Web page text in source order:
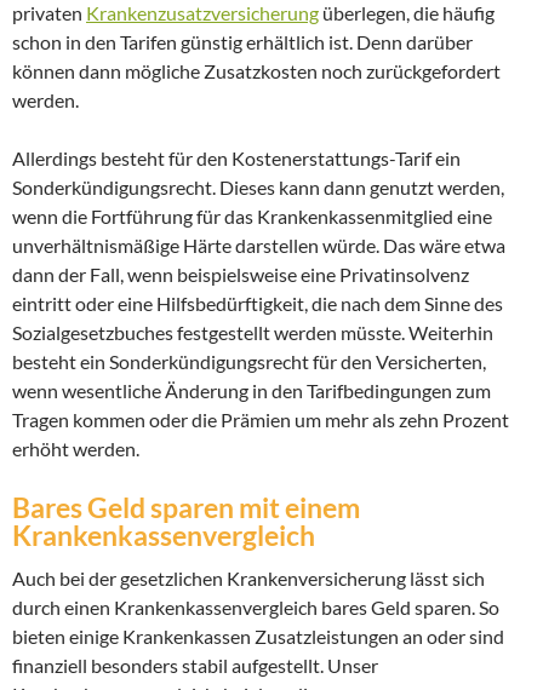
privaten Krankenzusatzversicherung überlegen, die häufig
schon in den Tarifen günstig erhältlich ist. Denn darüber
können dann mögliche Zusatzkosten noch zurückgefordert
werden.
Allerdings besteht für den Kostenerstattungs-Tarif ein
Sonderkündigungsrecht. Dieses kann dann genutzt werden,
wenn die Fortführung für das Krankenkassenmitglied eine
unverhältnismäßige Härte darstellen würde. Das wäre etwa
dann der Fall, wenn beispielsweise eine Privatinsolvenz
eintritt oder eine Hilfsbedürftigkeit, die nach dem Sinne des
Sozialgesetzbuches festgestellt werden müsste. Weiterhin
besteht ein Sonderkündigungsrecht für den Versicherten,
wenn wesentliche Änderung in den Tarifbedingungen zum
Tragen kommen oder die Prämien um mehr als zehn Prozent
erhöht werden.
Bares Geld sparen mit einem
Krankenkassenvergleich
Auch bei der gesetzlichen Krankenversicherung lässt sich
durch einen Krankenkassenvergleich bares Geld sparen. So
bieten einige Krankenkassen Zusatzleistungen an oder sind
finanziell besonders stabil aufgestellt. Unser